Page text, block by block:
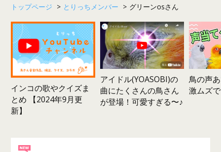
トップページ > とりっちメンバー > グリーンosさん
インコの歌やクイズま
とめ 【2024年9月更
新】
アイドル(YOASOBI)の
曲にたくさんの鳥さん
が登場！可愛すぎる〜♪
鳥の声
激ムズ